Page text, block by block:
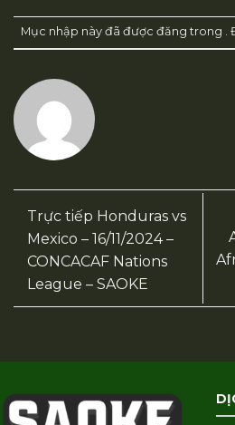
Mục nhập này đã được đăng trong .
Trực tiếp Honduras vs
Mexico – 16/11/2024 –
CONCACAF Nations
League – SAOKE